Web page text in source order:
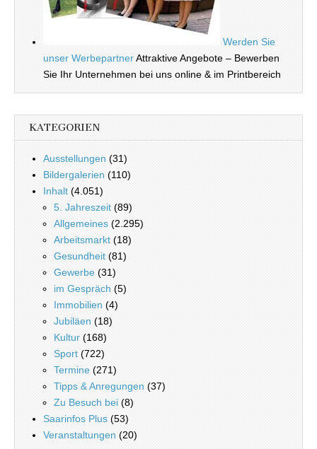
Werden Sie
unser WerbepartnerAttraktive Angebote – Bewerben
Sie Ihr Unternehmen bei uns online & im Printbereich
KATEGORIEN
Ausstellungen (31)
Bildergalerien (110)
Inhalt (4.051)
5. Jahreszeit (89)
Allgemeines (2.295)
Arbeitsmarkt (18)
Gesundheit (81)
Gewerbe (31)
im Gespräch (5)
Immobilien (4)
Jubiläen (18)
Kultur (168)
Sport (722)
Termine (271)
Tipps & Anregungen (37)
Zu Besuch bei (8)
Saarinfos Plus (53)
Veranstaltungen (20)